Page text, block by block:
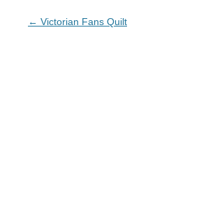
Beitrags-Navigation
← Victorian Fans Quilt